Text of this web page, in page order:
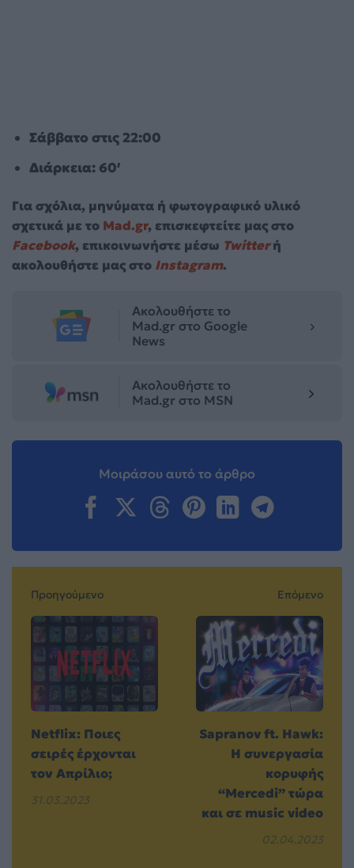
Σάββατο στις 22:00
Διάρκεια: 60′
Για σχόλια, μηνύματα ή φωτογραφικό υλικό
σχετικά με το Mad.gr, επισκεφτείτε μας στο
Facebook, επικοινωνήστε μέσω Twitterή
ακολουθήστε μας στο Instagram.
Ακολουθήστε το
Mad.gr στο Google
News
Ακολουθήστε το
Mad.gr στο MSN
Μοιράσου αυτό το άρθρο
Προηγούμενο
Netflix: Ποιες
σειρές έρχονται
τον Απρίλιο;
31.03.2023
Επόμενο
Sapranov ft. Hawk:
Η συνεργασία
κορυφής
“Mercedi” τώρα
και σε music video
02.04.2023